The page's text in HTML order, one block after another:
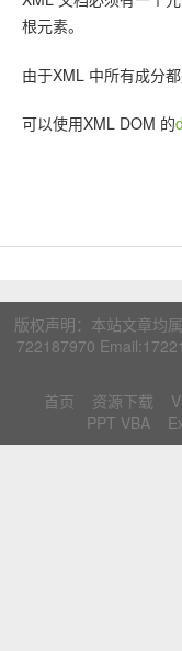
Excel图表
Python
C#
根元素。
由于XML 中所有成分
可以使用XML DOM 的
版权声明：本站文章均
722187970
首页
资源下载
PPT VBA